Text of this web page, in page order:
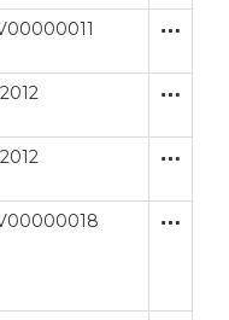
Služby